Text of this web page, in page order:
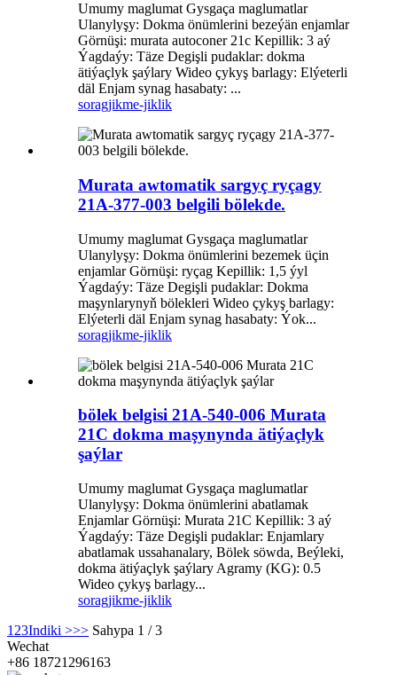
Umumy maglumat Gysgaça maglumatlar
Ulanylyşy: Dokma önümlerini bezeýän enjamlar
Görnüşi: murata autoconer 21c Kepillik: 3 aý
Ýagdaýy: Täze Degişli pudaklar: dokma
ätiýaçlyk şaýlary Wideo çykyş barlagy: Elýeterli
däl Enjam synag hasabaty: ...
soragjikme-jiklik
Murata awtomatik sargyç ryçagy
21A-377-003 belgili bölekde.
Umumy maglumat Gysgaça maglumatlar
Ulanylyşy: Dokma önümlerini bezemek üçin
enjamlar Görnüşi: ryçag Kepillik: 1,5 ýyl
Ýagdaýy: Täze Degişli pudaklar: Dokma
maşynlarynyň bölekleri Wideo çykyş barlagy:
Elýeterli däl Enjam synag hasabaty: Ýok...
soragjikme-jiklik
bölek belgisi 21A-540-006 Murata
21C dokma maşynynda ätiýaçlyk
şaýlar
Umumy maglumat Gysgaça maglumatlar
Ulanylyşy: Dokma önümlerini abatlamak
Enjamlar Görnüşi: Murata 21C Kepillik: 3 aý
Ýagdaýy: Täze Degişli pudaklar: Enjamlary
abatlamak ussahanalary, Bölek söwda, Beýleki,
dokma ätiýaçlyk şaýlary Agramy (KG): 0.5
Wideo çykyş barlagy...
soragjikme-jiklik
1 23Indiki >>> Sahypa 1 / 3
Wechat
+86 18721296163